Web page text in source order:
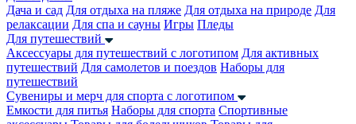
Дача и сад Для отдыха на пляже Для отдыха на природе Для
релаксации Для спа и сауны Игры Пледы
Для путешествий
Аксессуары для путешествий с логотипом Для активных
путешествий Для самолетов и поездов Наборы для
путешествий
Сувениры и мерч для спорта с логотипом
Емкости для питья Наборы для спорта Спортивные